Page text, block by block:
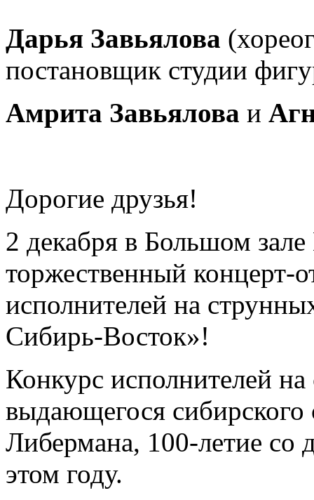
Дарья Завьялова
постановщик студии
Амрита Завьялова и
Дорогие друзья!
2 декабря в Большом
торжественный концерт-
исполнителей на
Сибирь-Восток»!
Конкурс исполнителей
выдающегося сибирского
Либермана, 100-летие со
этом году.